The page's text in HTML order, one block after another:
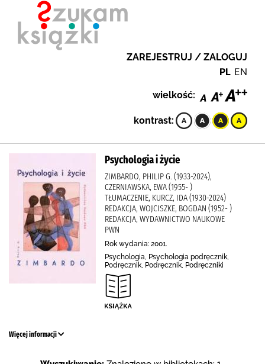
ZAREJESTRUJ / ZALOGUJ
PL EN
wielkość:
kontrast:
Psychologia i życie
ZIMBARDO, PHILIP G. (1933-2024),
CZERNIAWSKA, EWA (1955- )
TŁUMACZENIE, KURCZ, IDA (1930-2024)
REDAKCJA, WOJCISZKE, BOGDAN (1952- )
REDAKCJA, WYDAWNICTWO NAUKOWE
PWN
Rok wydania: 2001.
Psychologia, Psychologia podręcznik,
Podręcznik, Podręcznik, Podręczniki
Więcej informacji